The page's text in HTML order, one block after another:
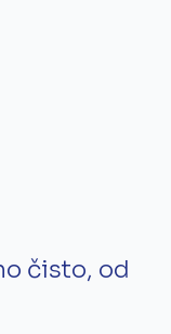
čisto, od